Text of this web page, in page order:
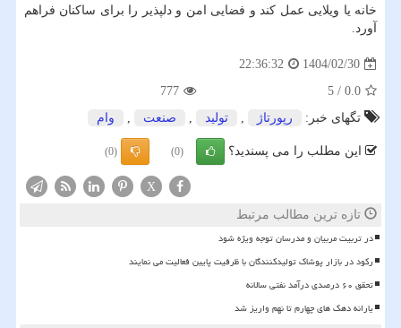
خانه یا ویلایی عمل کند و فضایی امن و دلپذیر را برای ساکنان فراهم
آورد.
1404/02/30
22:36:32
0.0
/
5
777
تگهای خبر:
رپورتاژ , تولید , صنعت , وام
این مطلب را می پسندید؟ (0)
(0)
X
تازه ترین مطالب مرتبط
در تربیت مربیان و مدرسان توجه ویژه شود
رکود در بازار پوشاک تولیدکنندگان با ظرفیت پایین فعالیت می نمایند
تحقق ۶۰ درصدی درآمد نفتی سالانه
یارانه دهک های چهارم تا نهم واریز شد